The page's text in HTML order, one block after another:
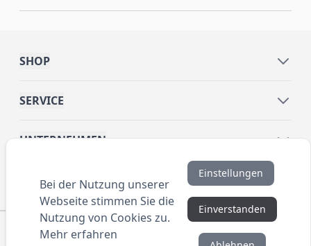
SHOP
SERVICE
UNTERNEHMEN
INFORMATIONEN
© 2016 ANYBRAND.de. All Rights Reserved. Alle
Preisangaben sind Nettopreise zzgl. MwSt. und Versand.
Bei der Nutzung unserer
Webseite stimmen Sie die
Nutzung von Cookies zu.
Mehr erfahren
Einstellungen
Einverstanden